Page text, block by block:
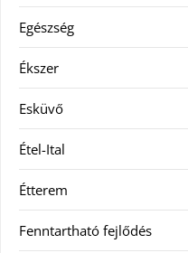
Egészség
Ékszer
Esküvő
Étel-Ital
Étterem
Fenntartható fejlődés